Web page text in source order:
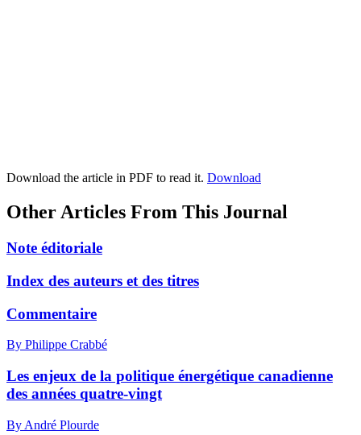
Download the article in PDF to read it. Download
Other Articles From This Journal
Note éditoriale
Index des auteurs et des titres
Commentaire
By Philippe Crabbé
Les enjeux de la politique énergétique canadienne
des années quatre-vingt
By André Plourde